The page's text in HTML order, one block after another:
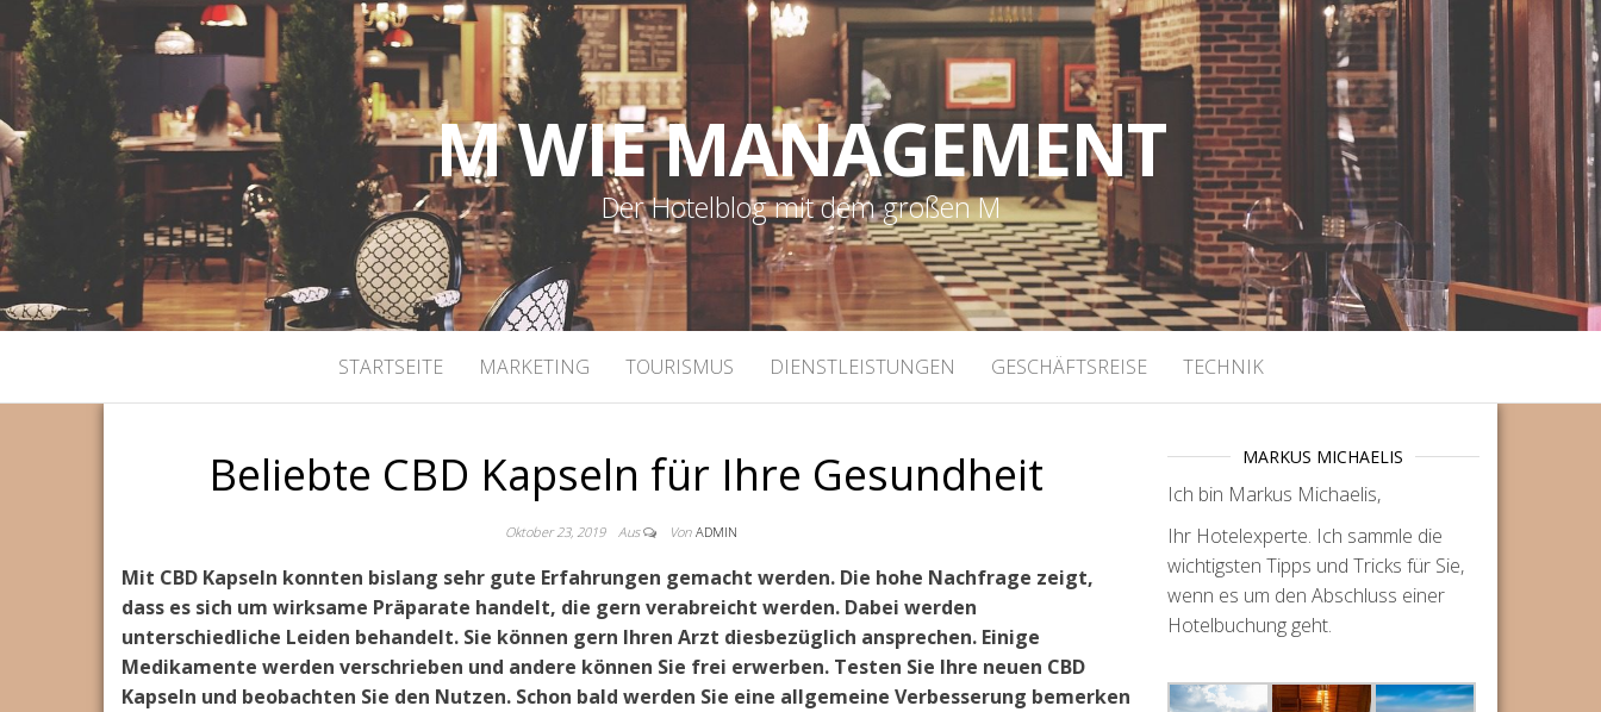
M WIE MANAGEMENT
Der Hotelblog mit dem großen M
STARTSEITE MARKETING TOURISMUS DIENSTLEISTUNGEN GESCHÄFTSREISE TECHNIK
Beliebte CBD Kapseln für Ihre Gesundheit
Oktober 23, 2019 Aus Von ADMIN
Mit CBD Kapseln konnten bislang sehr gute Erfahrungen gemacht werden. Die hohe Nachfrage zeigt,
dass es sich um wirksame Präparate handelt, die gern verabreicht werden. Dabei werden
unterschiedliche Leiden behandelt. Sie können gern Ihren Arzt diesbezüglich ansprechen. Einige
Medikamente werden verschrieben und andere können Sie frei erwerben. Testen Sie Ihre neuen CBD
Kapseln und beobachten Sie den Nutzen. Schon bald werden Sie eine allgemeine Verbesserung bemerken
MARKUS MICHAELIS
Ich bin Markus Michaelis,
Ihr Hotelexperte. Ich sammle die
wichtigsten Tipps und Tricks für Sie,
wenn es um den Abschluss einer
Hotelbuchung geht.